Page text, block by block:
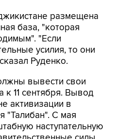
размещена
база, "которая
"Если
усилия, то они
Руденко.
вывести свои
к 11 сентября. Вывод
активизации в
"Талибан". С мая
наступательную